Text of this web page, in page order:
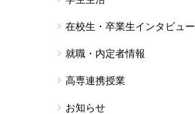
在校生・卒業生インタビュー
就職・内定者情報
高専連携授業
お知らせ